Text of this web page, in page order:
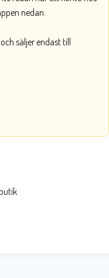
nedan.
säljer endast till